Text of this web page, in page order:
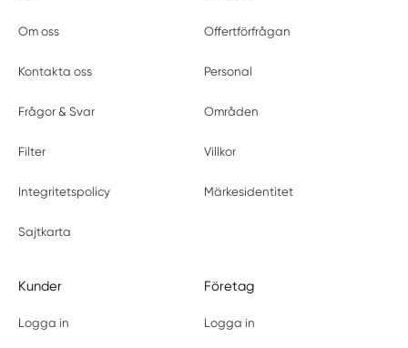
Om oss Offertförfrågan
Kontakta oss Personal
Frågor & Svar Områden
Filter Villkor
Integritetspolicy Märkesidentitet
Sajtkarta
Kunder
Logga in
Företag
Logga in